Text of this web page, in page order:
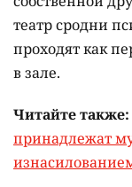
театр сродни
проходят как
в зале.
Читайте также:
принадлежат